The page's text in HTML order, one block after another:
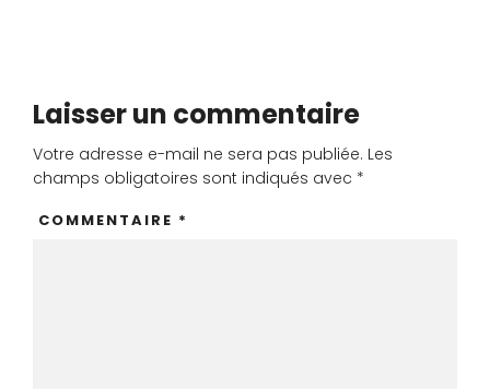
Laisser un commentaire
Votre adresse e-mail ne sera pas publiée. Les
champs obligatoires sont indiqués avec *
COMMENTAIRE *